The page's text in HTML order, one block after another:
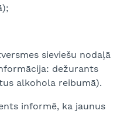
sieviešu nodaļā
dežurants
alkohola reibumā).
informē, ka jaunus